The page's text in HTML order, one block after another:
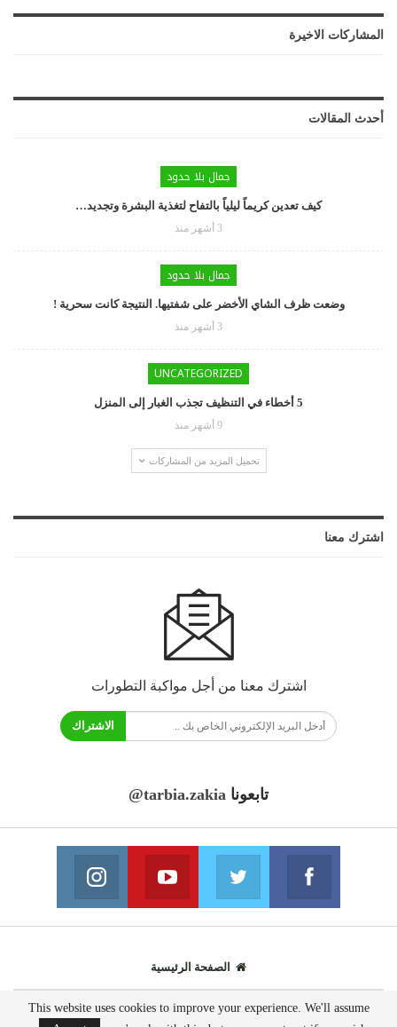
المشاركات الاخيرة
أحدث المقالات
جمال بلا حدود
كيف تعدين كريماً ليلياً بالتفاح لتغذية البشرة وتجديد…
3 أشهر منذ
جمال بلا حدود
وضعت ظرف الشاي الأخضر على شفتيها. النتيجة كانت سحرية !
3 أشهر منذ
UNCATEGORIZED
5 أخطاء في التنظيف تجذب الغبار إلى المنزل
9 أشهر منذ
تحميل المزيد من المشاركات
اشترك معنا
اشترك معنا من أجل مواكبة التطورات
الاشتراك
تابعونا @tarbia.zakia
فايسبوك
انضم الينا انضم الينا
يوتيوب
انضم الينا
الصفحة الرئيسية
© 2020 - جميع الحقوق محفوظة.
This website uses cookies to improve your experience. We'll assume